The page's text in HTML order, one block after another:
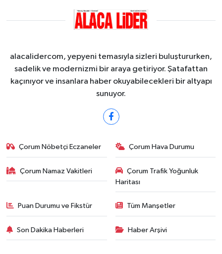
alacalidercom, yepyeni temasıyla sizleri buluştururken,
sadelik ve modernizmi bir araya getiriyor. Şatafattan
kaçınıyor ve insanlara haber okuyabilecekleri bir altyapı
sunuyor.
Çorum Nöbetçi Eczaneler Çorum Hava Durumu
Çorum Namaz Vakitleri
Çorum Trafik Yoğunluk
Haritası
Puan Durumu ve Fikstür Tüm Manşetler
Son Dakika Haberleri Haber Arşivi